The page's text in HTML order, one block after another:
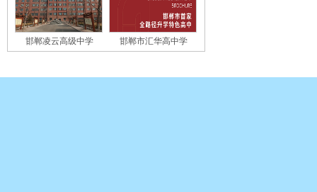
邯郸凌云高级中学 邯郸市汇华高中学